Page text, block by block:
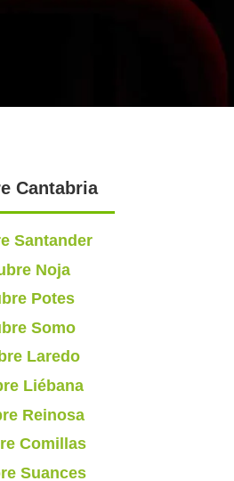
Cantabria
Santander
Noja
Potes
Somo
Laredo
Liébana
Reinosa
Comillas
Suances